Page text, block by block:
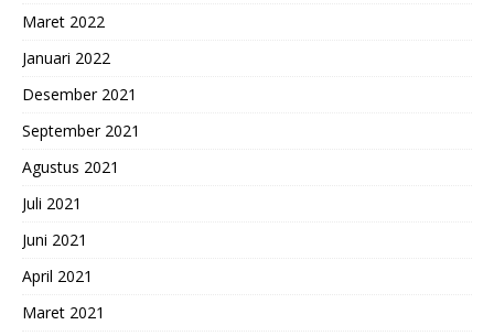
Maret 2022
Januari 2022
Desember 2021
September 2021
Agustus 2021
Juli 2021
Juni 2021
April 2021
Maret 2021